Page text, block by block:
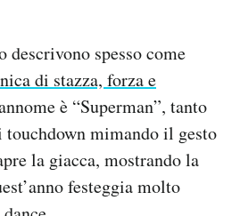
spesso come
di stazza, forza e
è “Superman”, tanto
touchdown mimando il gesto
la giacca, mostrando la
festeggia molto